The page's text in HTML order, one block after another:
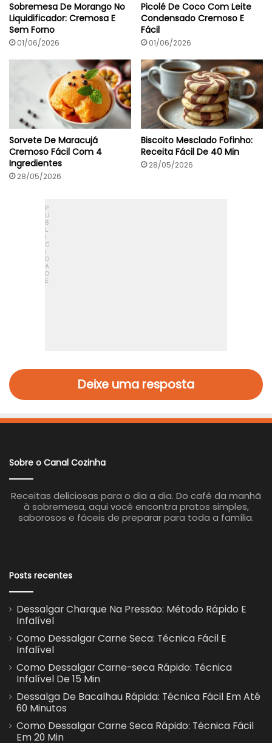
Sobremesa De Morango No
Liquidificador: Cremosa E
Sem Forno
01/06/2026
Picolé De Coco Com Leite
Condensado Cremoso E
Fácil
01/06/2026
Sorvete De Maracujá
Cremoso Fácil Com 4
Ingredientes
28/05/2026
Biscoito Mesclado Fofinho:
Receita Fácil De 40 Min
28/05/2026
Deixe uma resposta
Sobre o Canal Cozinha
Receitas deliciosas para o dia a dia. Do café da manhã
à sobremesa, aqui você encontra pratos simples,
saborosos e fáceis de preparar para toda a família.
Posts recentes
Dessalgar Charque Na Pressão: Método Rápido E
Infalível
Como Dessalgar Carne Seca: Técnica Fácil E
Infalível
Como Dessalgar Carne-seca Rápido: Técnica
Infalível De 15 Min
Dessalga De Bacalhau Rápida: Técnica Fácil Em Até
60 Minutos
Como Dessalgar Carne Seca Rápido: Técnica Fácil
Em 20 Min